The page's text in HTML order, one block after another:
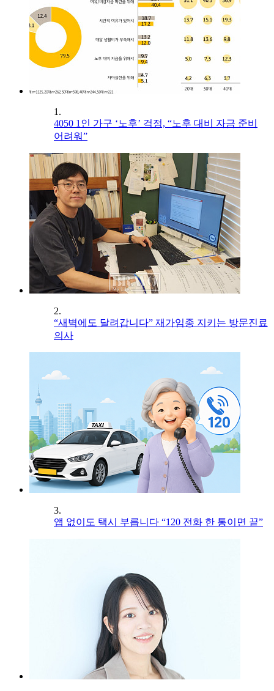
1.
4050 1인 가구 ‘노후’ 걱정, “노후 대비 자금 준비
어려워”
2.
“새벽에도 달려갑니다” 재가임종 지키는 방문진료
의사
3.
앱 없이도 택시 부릅니다 “120 전화 한 통이면 끝”